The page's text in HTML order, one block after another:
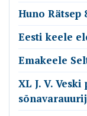
Huno Rätsep
Eesti keele
Emakeele
XL J. V.